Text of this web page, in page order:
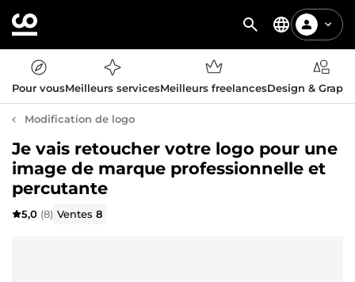
Pour vousMeilleurs servicesMeilleurs freelancesDesign &
Modification de logo
Je vais retoucher votre logo pour une
image de marque professionnelle et
percutante
5,0 (8) Ventes8